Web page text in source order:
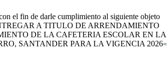
el fin de darle cumplimiento al siguiente objeto
A TITULO DE ARRENDAMIENTO
DE LA CAFETERIA ESCOLAR EN LA
SANTANDER PARA LA VIGENCIA 2026«